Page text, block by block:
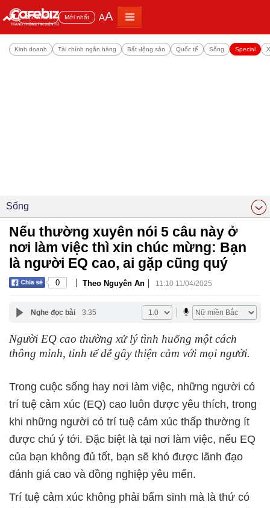
Đọc nhiều Mới nhất AA
Kinh doanh Tài chính ngân hàng Bất động sản Quốc tế Sống Special
Sống
Nếu thường xuyên nói 5 câu này ở
nơi làm việc thì xin chúc mừng: Bạn
là người EQ cao, ai gặp cũng quý
0 | Theo Nguyên An | 11:10 11/04/2025
Nghe đọc bài 3:35
Người EQ cao thường xử lý tình huống một cách
thông minh, tinh tế dễ gây thiện cảm với mọi người.
Trong cuộc sống hay nơi làm việc, những người có
trí tuệ cảm xúc (EQ) cao luôn được yêu thích, trong
khi những người có trí tuệ cảm xúc thấp thường ít
được chú ý tới. Đặc biệt là tại nơi làm việc, nếu EQ
của bạn không đủ tốt, bạn sẽ khó được lãnh đạo
đánh giá cao và đồng nghiệp yêu mến.
Trí tuệ cảm xúc không phải bẩm sinh mà là thứ có